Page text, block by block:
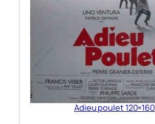
Adieu poulet 120×160